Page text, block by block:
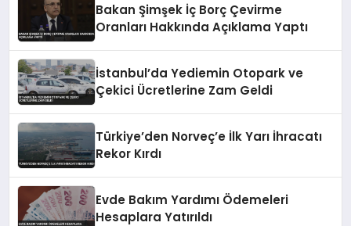
Bakan Şimşek İç Borç Çevirme
Oranları Hakkında Açıklama Yaptı
İstanbul’da Yediemin Otopark ve
Çekici Ücretlerine Zam Geldi
Türkiye’den Norveç’e İlk Yarı İhracatı
Rekor Kırdı
Evde Bakım Yardımı Ödemeleri
Hesaplara Yatırıldı